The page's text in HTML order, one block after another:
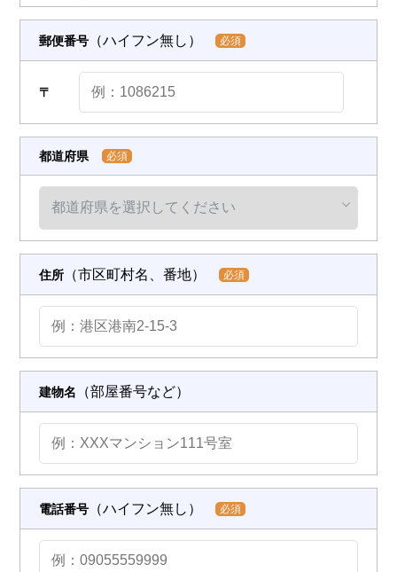
郵便番号（ハイフン無し） 必須
〒
都道府県 必須
住所（市区町村名、番地） 必須
建物名 （部屋番号など）
電話番号（ハイフン無し） 必須